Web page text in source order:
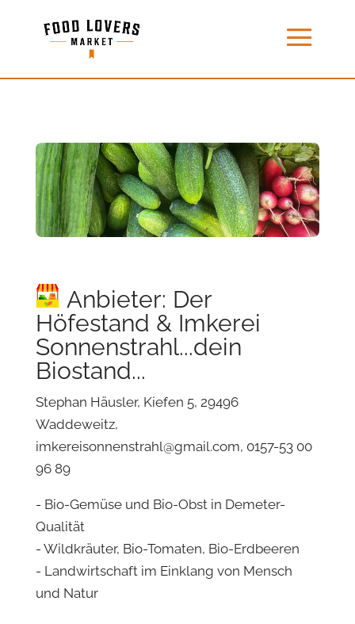
Anbieter: Der
Höfestand & Imkerei
Sonnenstrahl...dein
Biostand...
Stephan Häusler, Kiefen 5, 29496
Waddeweitz,
imkereisonnenstrahl@gmail.com, 0157-53 00
96 89
- Bio-Gemüse und Bio-Obst in Demeter-
Qualität
- Wildkräuter, Bio-Tomaten, Bio-Erdbeeren
- Landwirtschaft im Einklang von Mensch
und Natur